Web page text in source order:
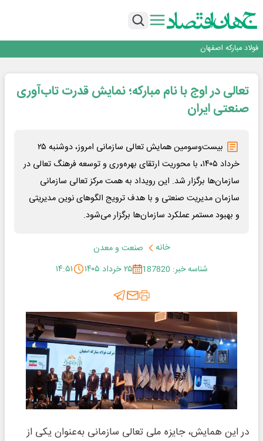
فولاد در تله قیمت‌گذاری دستوری
افتتاح بزرگ‌ترین و مجهزترین آموزشگاه فنی وحرفه ای آزاد تخصصی انرژی‌های نو و
تجدیدپذیر با حضور استاندار اصفهان
تداوم صعود مس در بازارهای جهانی؛ قیمت فلز سرخ از ۱۴هزار دلار در هر تن عبور کرد
فولاد در تله قیمت‌گذاری دستوری
تعالی در اوج با نام مبارکه؛ نمایش قدرت تاب‌آوری
صنعتی ایران
بیست‌وسومین همایش تعالی سازمانی امروز، دوشنبه ۲۵
خرداد ۱۴۰۵، با محوریت ارتقای بهره‌وری و توسعه فرهنگ تعالی در
سازمان‌ها برگزار شد. این رویداد به همت مرکز تعالی سازمانی
سازمان مدیریت صنعتی و با هدف ترویج الگوهای نوین مدیریتی
و بهبود مستمر عملکرد سازمان‌ها برگزار می‌شود.
خانه
صنعت و معدن
شناسه خبر: 187820
۲۵ خرداد ۱۴۰۵ ۱۴:۵۱
در این همایش، جایزه ملی تعالی سازمانی به‌عنوان یکی از